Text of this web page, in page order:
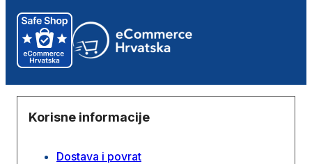
Korisne informacije
Dostava i povrat